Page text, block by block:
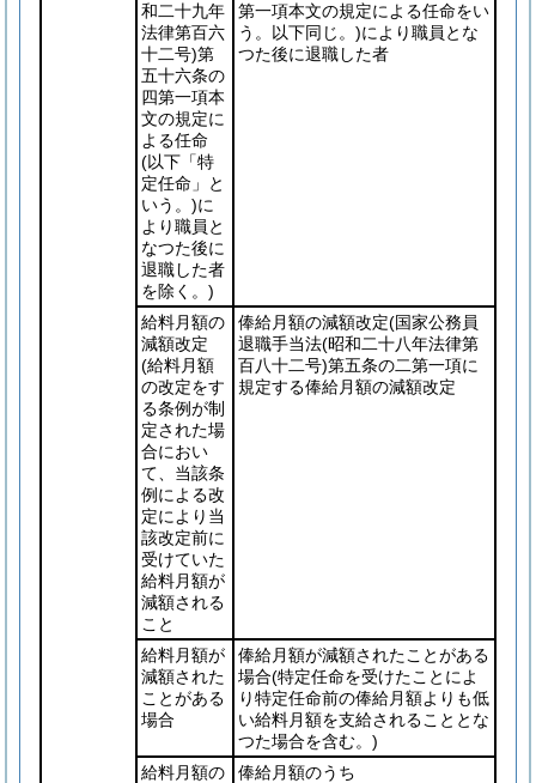
和二十九年
法律第百六
十二号)第
五十六条の
四第一項本
文の規定に
よる任命
(以下「特
定任命」と
いう。)に
より職員と
なつた後に
退職した者
を除く。)
第一項本文の規定による任命をい
う。以下同じ。)により職員とな
つた後に退職した者
給料月額の
減額改定
(給料月額
の改定をす
る条例が制
定された場
合におい
て、当該条
例による改
定により当
該改定前に
受けていた
給料月額が
減額される
こと
俸給月額の減額改定(国家公務員
退職手当法(昭和二十八年法律第
百八十二号)第五条の二第一項に
規定する俸給月額の減額改定
給料月額が
減額された
ことがある
場合
俸給月額が減額されたことがある
場合(特定任命を受けたことによ
り特定任命前の俸給月額よりも低
い給料月額を支給されることとな
つた場合を含む。)
給料月額の
俸給月額のうち